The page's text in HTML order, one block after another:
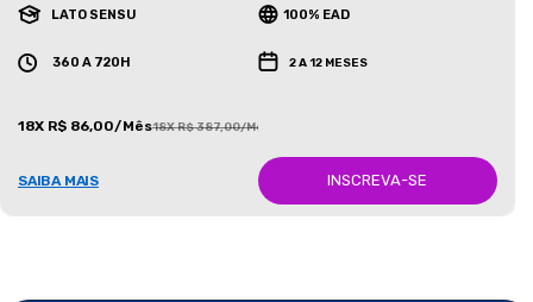
LATO SENSU 100% EAD
360 A 720H 2 A 12 MESES
18X R$ 86,00/Mês18X R$ 387,00/Mês
SAIBA MAIS INSCREVA-SE